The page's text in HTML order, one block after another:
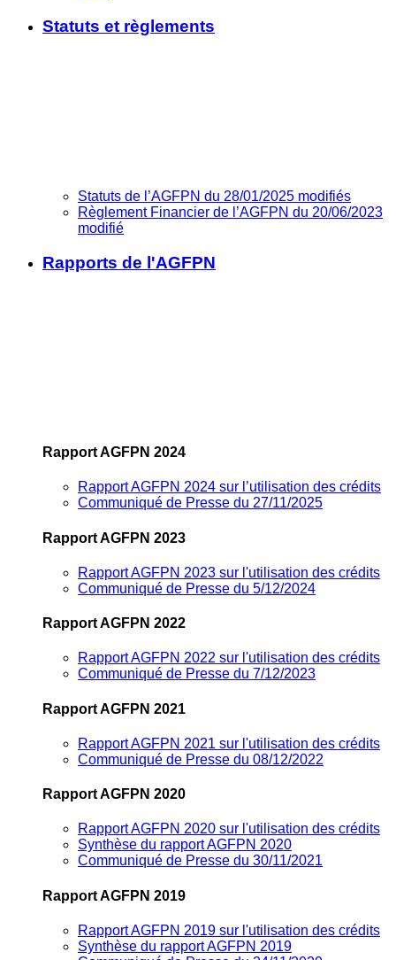
Statuts et règlements
Statuts de l’AGFPN du 28/01/2025 modifiés
Règlement Financier de l’AGFPN du 20/06/2023
modifié
Rapports de l'AGFPN
Rapport AGFPN 2024
Rapport AGFPN 2024 sur l’utilisation des crédits
Communiqué de Presse du 27/11/2025
Rapport AGFPN 2023
Rapport AGFPN 2023 sur l'utilisation des crédits
Communiqué de Presse du 5/12/2024
Rapport AGFPN 2022
Rapport AGFPN 2022 sur l'utilisation des crédits
Communiqué de Presse du 7/12/2023
Rapport AGFPN 2021
Rapport AGFPN 2021 sur l'utilisation des crédits
Communiqué de Presse du 08/12/2022
Rapport AGFPN 2020
Rapport AGFPN 2020 sur l'utilisation des crédits
Synthèse du rapport AGFPN 2020
Communiqué de Presse du 30/11/2021
Rapport AGFPN 2019
Rapport AGFPN 2019 sur l'utilisation des crédits
Synthèse du rapport AGFPN 2019